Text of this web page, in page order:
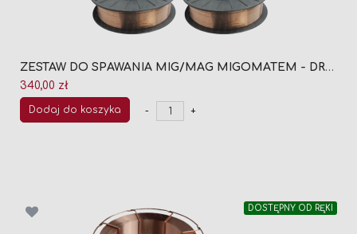
ZESTAW DO SPAWANIA MIG/MAG MIGOMATEM - DRUT SPAWALNICZY SG2 FI 0,8 SZPULA 5KG (5 SZTUK) + GRATIS RĘKAWICE SPAWALNICZE
340,00 zł
Dodaj do koszyka - +
DOSTĘPNY OD RĘKI